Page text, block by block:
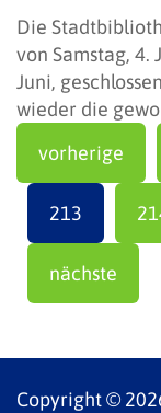
Die
von Samstag, 4.
Juni,
wieder die
vorherige
213
nächste
Copyright ©